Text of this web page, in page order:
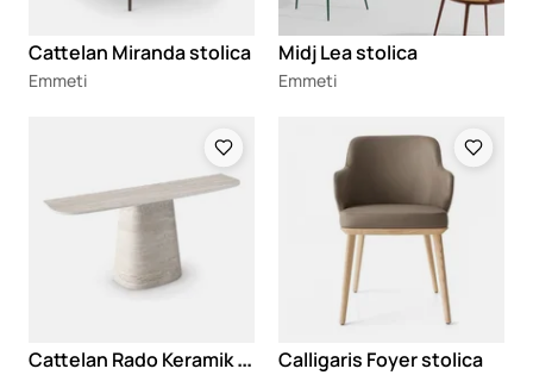
Cattelan Miranda stolica
Emmeti
Midj Lea stolica
Emmeti
C
attelan Rado Keramik konzola Calligaris Foyer stolica